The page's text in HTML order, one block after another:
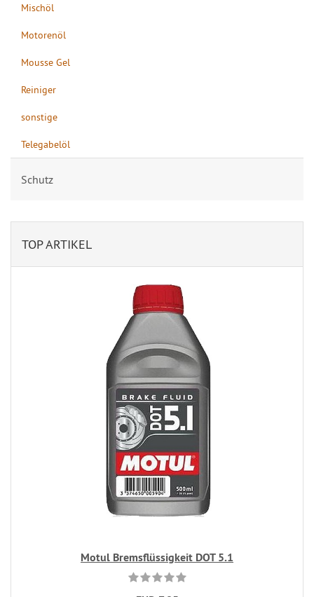
Mischöl
Motorenöl
Mousse Gel
Reiniger
sonstige
Telegabelöl
Schutz
TOP ARTIKEL
Motul Bremsflüssigkeit DOT 5.1